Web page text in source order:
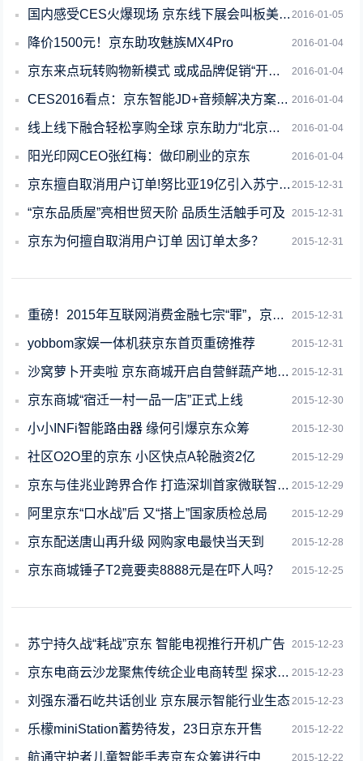
2016-01-05
国内感受CES火爆现场 京东线下展会叫板美国
2016-01-04
降价1500元！京东助攻魅族MX4Pro
2016-01-04
京东来点玩转购物新模式 或成品牌促销“开挂神器”
2016-01-04
CES2016看点：京东智能JD+音频解决方案牵手哈曼
2016-01-04
线上线下融合轻松享购全球 京东助力“北京市进口商品购物节”
2016-01-04
阳光印网CEO张红梅：做印刷业的京东
2015-12-31
京东擅自取消用户订单!努比亚19亿引入苏宁战略投资
2015-12-31
“京东品质屋”亮相世贸天阶 品质生活触手可及
2015-12-31
京东为何擅自取消用户订单 因订单太多？
2015-12-31
重磅！2015年互联网消费金融七宗“罪”，京东居然占6项！
2015-12-31
yobbom家娱一体机获京东首页重磅推荐
2015-12-31
沙窝萝卜开卖啦 京东商城开启自营鲜蔬产地直供
2015-12-30
京东商城“宿迁一村一品一店”正式上线
2015-12-30
小小INFi智能路由器 缘何引爆京东众筹
2015-12-29
社区O2O里的京东 小区快点A轮融资2亿
2015-12-29
京东与佳兆业跨界合作 打造深圳首家微联智能家居体验馆
2015-12-29
阿里京东“口水战”后 又“搭上”国家质检总局
2015-12-28
京东配送唐山再升级 网购家电最快当天到
2015-12-25
京东商城锤子T2竟要卖8888元是在吓人吗？
2015-12-23
苏宁持久战“耗战”京东 智能电视推行开机广告
2015-12-23
京东电商云沙龙聚焦传统企业电商转型 探求机会与模式
2015-12-23
刘强东潘石屹共话创业 京东展示智能行业生态
2015-12-22
乐檬miniStation蓄势待发，23日京东开售
2015-12-22
航通守护者儿童智能手表京东众筹进行中